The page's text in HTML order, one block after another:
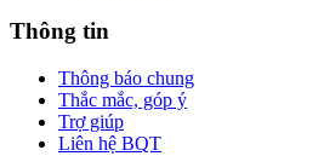
Thông tin
Thông báo chung
Thắc mắc, góp ý
Trợ giúp
Liên hệ BQT